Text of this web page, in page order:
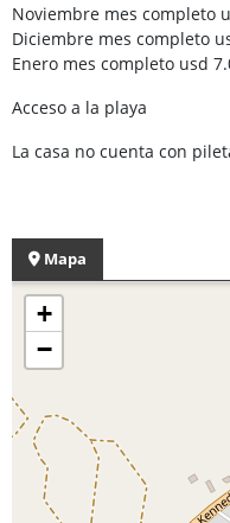
Noviembre mes completo
Diciembre mes completo
Enero mes completo usd
Acceso a la playa
La casa no cuenta con
Mapa
+
−